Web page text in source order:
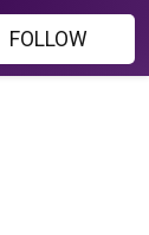
FOLLOW